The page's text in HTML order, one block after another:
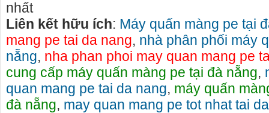
nhất
Liên kết hữu ích: Máy quấn màng pe tại
mang pe tai da nang, nhà phân phối máy
nẵng, nha phan phoi may quan mang pe
cung cấp máy quấn màng pe tại đà nẵng,
quan mang pe tai da nang, máy quấn
đà nẵng, may quan mang pe tot nhat tai